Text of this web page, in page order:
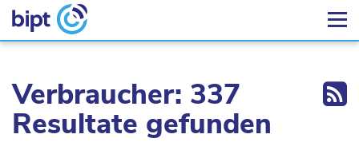
Verbraucher: 337
Resultate gefunden